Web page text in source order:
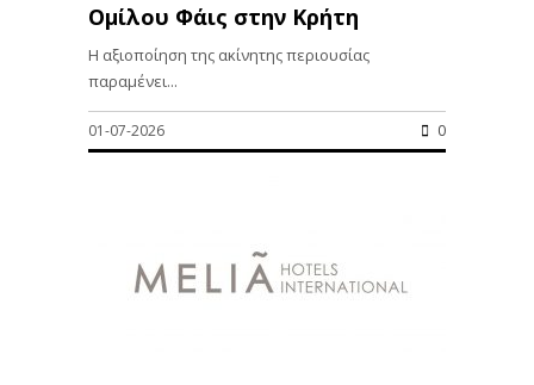
Ομίλου Φάις στην Κρήτη
Η αξιοποίηση της ακίνητης περιουσίας
παραμένει...
01-07-2026 0